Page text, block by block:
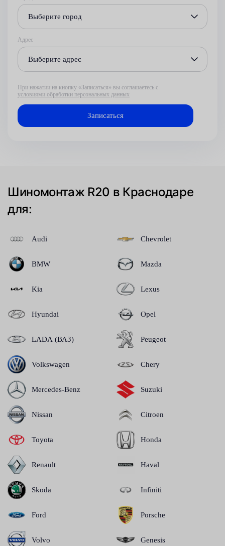
Выберите город
Адрес
Выберите адрес
При нажатии на кнопку «Записаться» вы соглашаетесь с
условиями обработки персональных данных
Шиномонтаж R20 в Краснодаре
для:
Audi
BMW
Kia
Hyundai
LADA (ВАЗ)
Volkswagen
Mercedes-Benz
Nissan
Toyota
Renault
Skoda
Ford
Volvo
Chevrolet
Mazda
Lexus
Opel
Peugeot
Chery
Suzuki
Citroen
Honda
Haval
Infiniti
Porsche
Genesis